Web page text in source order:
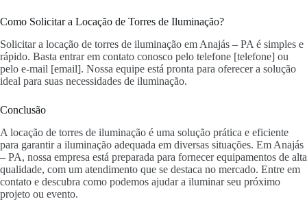
Como Solicitar a Locação de Torres de Iluminação?
Solicitar a locação de torres de iluminação em Anajás – PA é simples e
rápido. Basta entrar em contato conosco pelo telefone [telefone] ou
pelo e-mail [email]. Nossa equipe está pronta para oferecer a solução
ideal para suas necessidades de iluminação.
Conclusão
A locação de torres de iluminação é uma solução prática e eficiente
para garantir a iluminação adequada em diversas situações. Em Anajás
– PA, nossa empresa está preparada para fornecer equipamentos de alta
qualidade, com um atendimento que se destaca no mercado. Entre em
contato e descubra como podemos ajudar a iluminar seu próximo
projeto ou evento.